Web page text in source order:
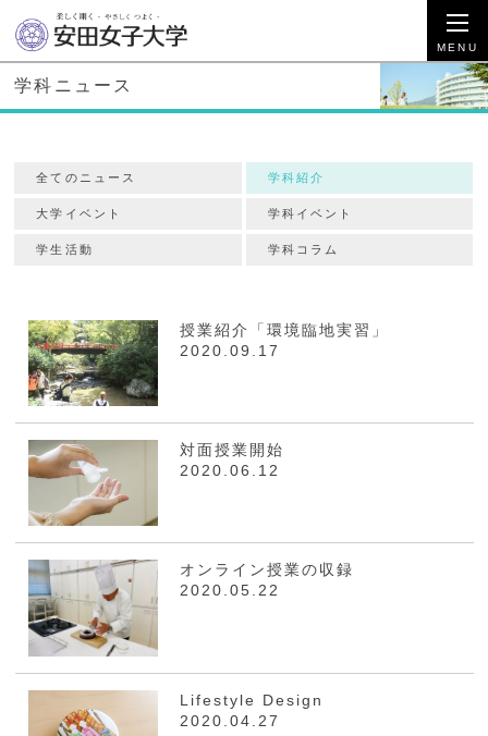
学科ニュース
全てのニュース 学科紹介
大学イベント 学科イベント
学生活動 学科コラム
授業紹介「環境臨地実習」
2020.09.17
対面授業開始
2020.06.12
オンライン授業の収録
2020.05.22
Lifestyle Design
2020.04.27